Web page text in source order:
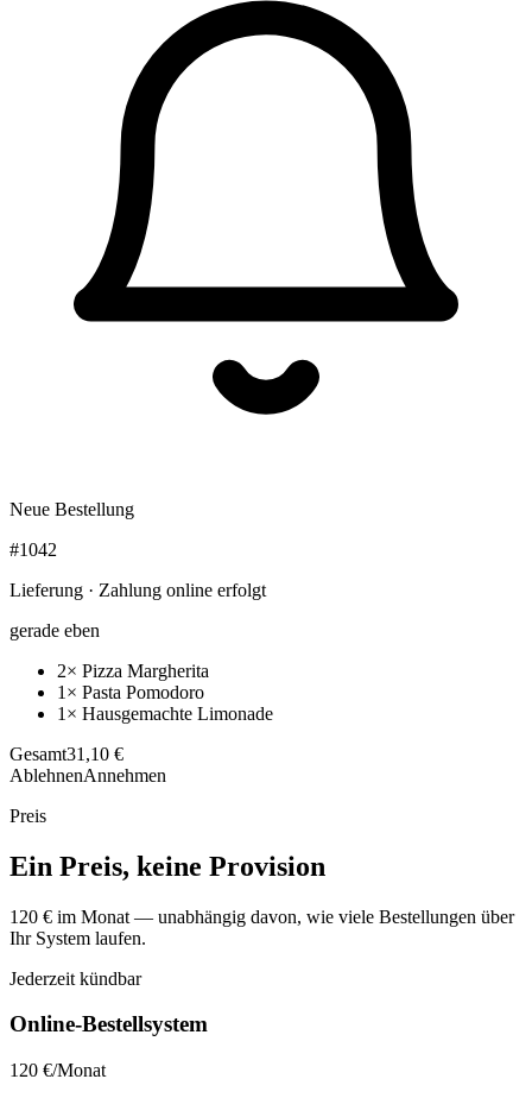
Neue Bestellung
#1042
Lieferung · Zahlung online erfolgt
gerade eben
2× Pizza Margherita
1× Pasta Pomodoro
1× Hausgemachte Limonade
Gesamt31,10 €
AblehnenAnnehmen
Preis
Ein Preis, keine Provision
120 € im Monat — unabhängig davon, wie viele Bestellungen über
Ihr System laufen.
Jederzeit kündbar
Online-Bestellsystem
120 €/Monat